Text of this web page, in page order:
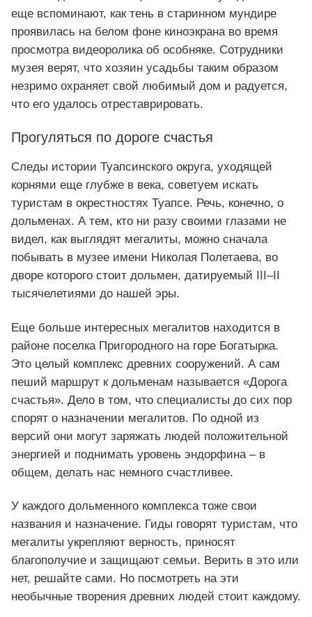
еще вспоминают, как тень в старинном мундире
проявилась на белом фоне киноэкрана во время
просмотра видеоролика об особняке. Сотрудники
музея верят, что хозяин усадьбы таким образом
незримо охраняет свой любимый дом и радуется,
что его удалось отреставрировать.
Прогуляться по дороге счастья
Следы истории Туапсинского округа, уходящей
корнями еще глубже в века, советуем искать
туристам в окрестностях Туапсе. Речь, конечно, о
дольменах. А тем, кто ни разу своими глазами не
видел, как выглядят мегалиты, можно сначала
побывать в музее имени Николая Полетаева, во
дворе которого стоит дольмен, датируемый III–II
тысячелетиями до нашей эры.
Еще больше интересных мегалитов находится в
районе поселка Пригородного на горе Богатырка.
Это целый комплекс древних сооружений. А сам
пеший маршрут к дольменам называется «Дорога
счастья». Дело в том, что специалисты до сих пор
спорят о назначении мегалитов. По одной из
версий они могут заряжать людей положительной
энергией и поднимать уровень эндорфина – в
общем, делать нас немного счастливее.
У каждого дольменного комплекса тоже свои
названия и назначение. Гиды говорят туристам, что
мегалиты укрепляют верность, приносят
благополучие и защищают семьи. Верить в это или
нет, решайте сами. Но посмотреть на эти
необычные творения древних людей стоит каждому.